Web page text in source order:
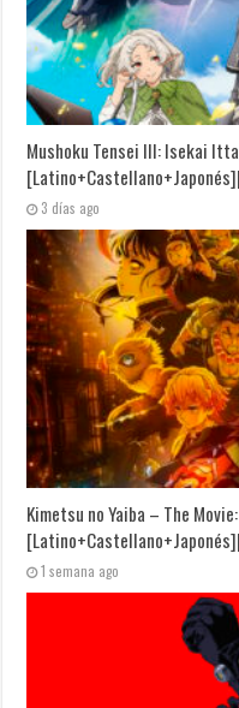
Mushoku Tensei III: Isekai
3 días ago
Kimetsu no Yaiba – The
1 semana ago